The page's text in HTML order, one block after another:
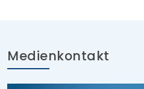
Medienkontakt